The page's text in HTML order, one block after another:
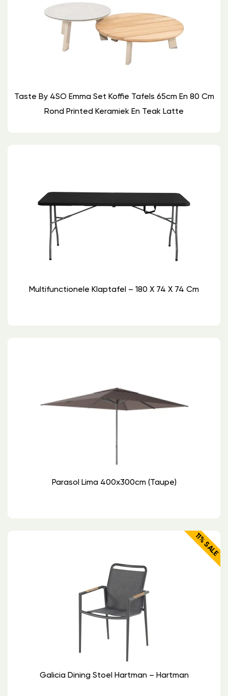
Taste By 4SO Emma Set Koffie Tafels 65cm En 80 Cm
Rond Printed Keramiek En Teak Latte
Multifunctionele Klaptafel – 180 X 74 X 74 Cm
Parasol Lima 400x300cm (Taupe)
11% SALE
Galicia Dining Stoel Hartman – Hartman